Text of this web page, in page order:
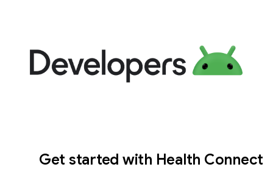
Get started with Health Connect